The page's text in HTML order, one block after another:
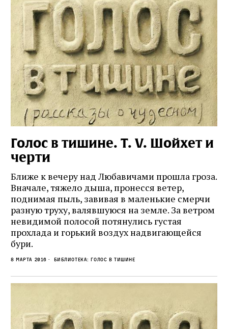
Голос в тишине. Т. V. Шойхет и
черти
Ближе к вечеру над Любавичами прошла гроза.
Вначале, тяжело дыша, пронесся ветер,
поднимая пыль, завивая в маленькие смерчи
разную труху, валявшуюся на земле. За ветром
невидимой полосой потянулись густая
прохлада и горький воздух надвигающейся
бури.
8 марта 2016 Библиотека: Голос в тишине